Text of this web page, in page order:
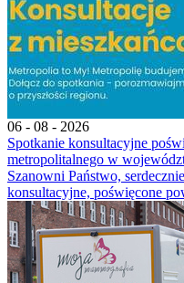
06 - 08 - 2026
Spotkanie konsultacyjne
metropolitalnego w
Szanowni Państwo,
konsultacyjne, poświęcone